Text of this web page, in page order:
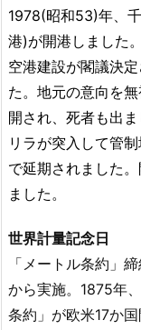
1978(昭和53)年、
港)が開港しました
空港建設が閣議決
た。地元の意向を
開され、死者も出
リラが突入して管
で延期されました
ました。
世界計量記念日
「メートル条約」
から実施。1875年
条約」が欧米17か国